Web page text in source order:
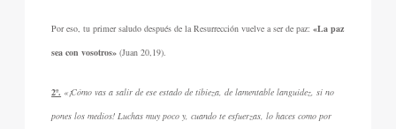
Por eso, tu primer saludo después de la Resurrección vuelve a ser de paz:«La paz
sea con vosotros» (Juan 20,19).
2º. «¡Cómo vas a salir de ese estado de tibieza, de lamentable languidez, si no
pones los medios! Luchas muy poco y, cuando te esfuerzas, lo haces como por